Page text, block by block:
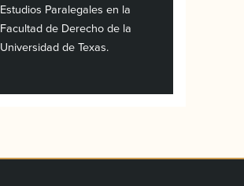
Estudios Paralegales en la
Facultad de Derecho de la
Universidad de Texas.